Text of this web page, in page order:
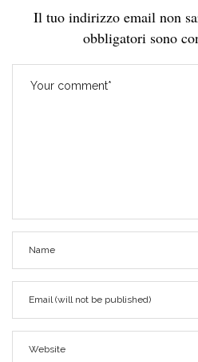
Il tuo indirizzo email non
obbligatori sono